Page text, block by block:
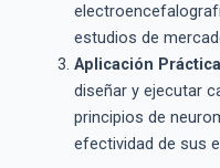
estudios de
Aplicación
diseñar y ejecutar
principios de
efectividad de sus